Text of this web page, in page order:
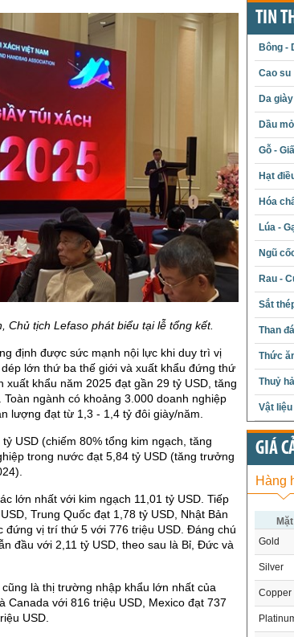
Chủ tịch Lefaso phát biểu tại lễ tổng kết.
định được sức mạnh nội lực khi duy trì vị
lớn thứ ba thế giới và xuất khẩu đứng thứ
xuất khẩu năm 2025 đạt gần 29 tỷ USD, tăng
ngành có khoảng 3.000 doanh nghiệp
lượng đạt từ 1,3 - 1,4 tỷ đôi giày/năm.
USD (chiếm 80% tổng kim ngạch, tăng
trong nước đạt 5,84 tỷ USD (tăng trưởng
lớn nhất với kim ngạch 11,01 tỷ USD. Tiếp
Trung Quốc đạt 1,78 tỷ USD, Nhật Bản
đứng vị trí thứ 5 với 776 triệu USD. Đáng chú
đầu với 2,11 tỷ USD, theo sau là Bỉ, Đức và
là thị trường nhập khẩu lớn nhất của
Canada với 816 triệu USD, Mexico đạt 737
USD.
TIN
Bông -
Cao su
Da giày
Dầu
Gỗ -
Hạt
Hóa
Lúa -
Ngũ
Rau -
Sắt
Than đá
Thức
Thuỷ
Vật
GIÁ
Hàng
Gold
Silver
Copper